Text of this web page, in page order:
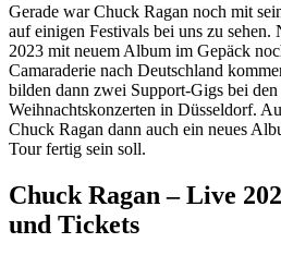
Gerade war Chuck Ragan noch mit
auf einigen Festivals bei uns zu
2023 mit neuem Album im Gepäck
Camaraderie nach Deutschland
bilden dann zwei Support-Gigs bei
Weihnachtskonzerten in Düsseldorf.
Chuck Ragan dann auch ein neues
Tour fertig sein soll.
Chuck Ragan – Live
und Tickets